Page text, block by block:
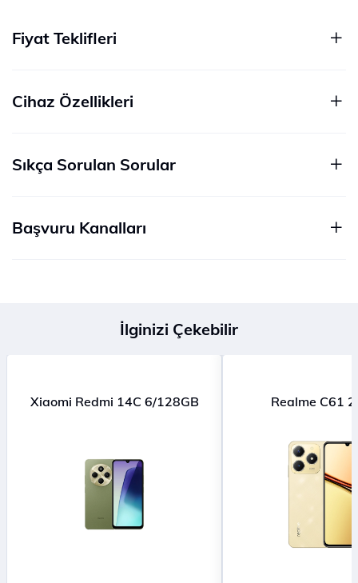
Fiyat Teklifleri
Cihaz Özellikleri
Sıkça Sorulan Sorular
Başvuru Kanalları
İlginizi Çekebilir
Xiaomi Redmi 14C 6/128GB Realme C61